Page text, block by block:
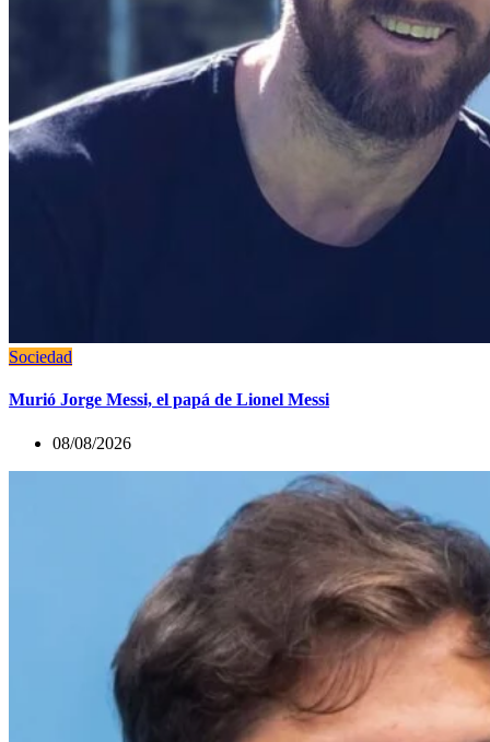
Sociedad
Murió Jorge Messi, el papá de Lionel Messi
08/08/2026